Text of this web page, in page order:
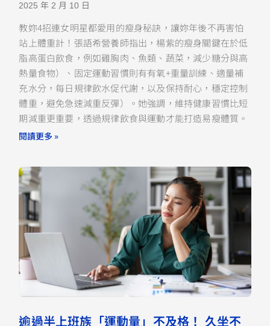
2025 年 2 月 10 日
教妳4招連女明星都愛用的瘦身秘訣，讓妳年後不再害怕
站上體重計！張語希營養師指出，楊紫的瘦身關鍵在於低
脂高蛋白飲食，例如雞胸肉、魚類、蔬菜，減少糖分與高
熱量食物）、固定運動習慣則有有氧+重量訓練、適量補
充水分，每日規律飲水促代謝，以及保持耐心，穩定控制
體重，避免急速減重反彈）。她強調，維持健康習慣比短
期減重更重要，透過規律飲食與運動才能打造易瘦體質。
閱讀更多 »
逾過半上班族「運動量」不及格！ 久坐不